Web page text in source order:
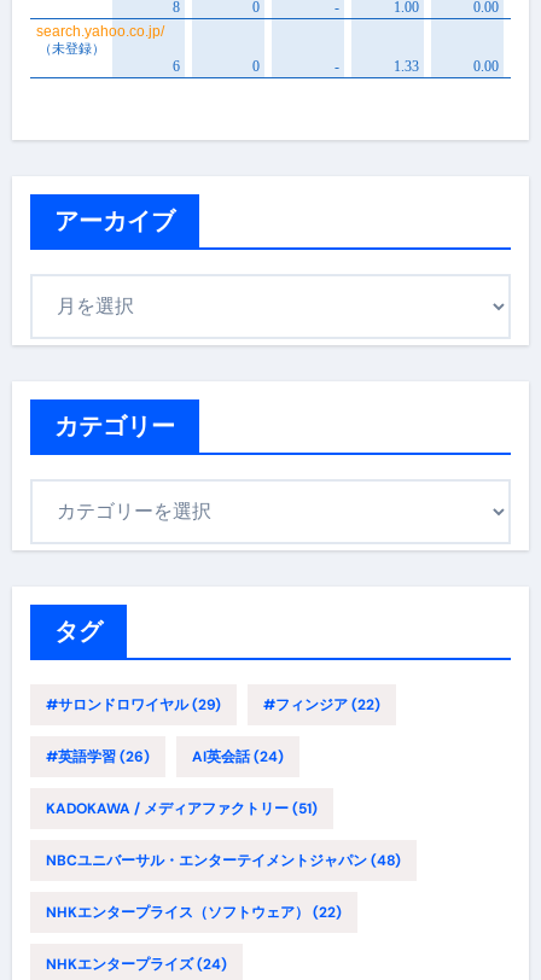
アーカイブ
カテゴリー
タグ
#サロンドロワイヤル(29) #フィンジア(22)
#英語学習(26) AI英会話(24)
KADOKAWA / メディアファクトリー(51)
NBCユニバーサル・エンターテイメントジャパン(48)
NHKエンタープライス（ソフトウェア） (22)
NHKエンタープライズ(24)